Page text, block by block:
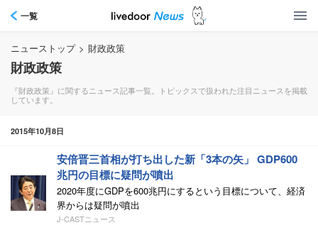
一覧
ニューストップ > 財政政策
財政政策
『財政政策』に関するニュース記事一覧。トピックスで扱われた注目ニュースを掲載
しています。
2015年10月8日
安倍晋三首相が打ち出した新「3本の矢」 GDP600
兆円の目標に疑問が噴出
2020年度にGDPを600兆円にするという目標について、経済
界からは疑問が噴出
J-CASTニュース